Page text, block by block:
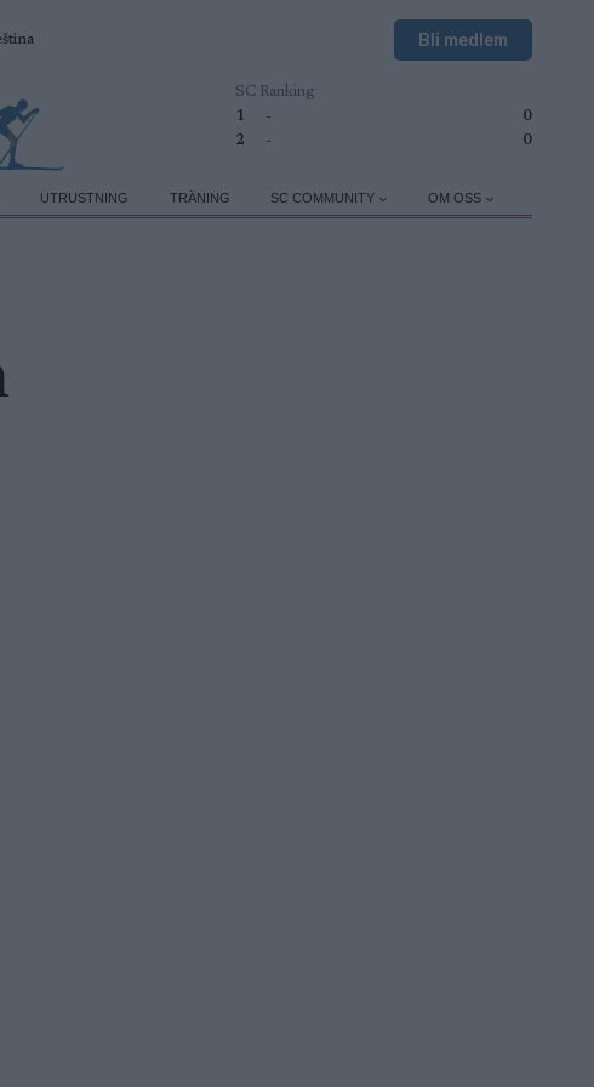
Bli medlem
SC Ranking
1
-
0
2
- 0
UTRUSTNING TRÄNING SC COMMUNITY OM OSS